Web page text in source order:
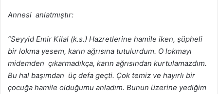
Annesi anlatmıştır:
“Seyyid Emir Kilal (k.s.) Hazretlerine hamile iken, şüpheli
bir lokma yesem, karın ağrısına tutulurdum. O lokmayı
midemden çıkarmadıkça, karın ağrısından kurtulamazdım.
Bu hal başımdan üç defa geçti. Çok temiz ve hayırlı bir
çocuğa hamile olduğumu anladım. Bunun üzerine yediğim